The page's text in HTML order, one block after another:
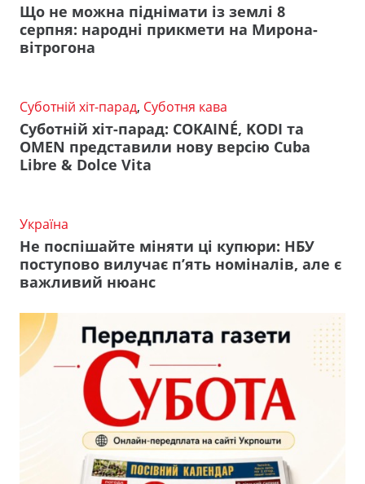
Що не можна піднімати із землі 8
серпня: народні прикмети на Мирона-
вітрогона
Суботній хіт-парад, Суботня кава
Суботній хіт-парад: COKAINÉ, KODI та
OMEN представили нову версію Cuba
Libre & Dolce Vita
Україна
Не поспішайте міняти ці купюри: НБУ
поступово вилучає п’ять номіналів, але є
важливий нюанс